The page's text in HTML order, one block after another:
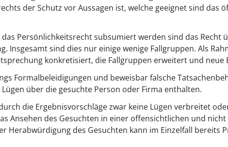
der Schutz vor Aussagen ist, welche geeignet sind das
Persönlichkeitsrecht subsumiert werden sind das Recht
Insgesamt sind dies nur einige wenige Fallgruppen. Als
konkretisiert, die Fallgruppen erweitert und neue
Formalbeleidigungen und beweisbar falsche
über die gesuchte Person oder Firma enthalten.
die Ergebnisvorschläge zwar keine Lügen verbreitet
Ansehen des Gesuchten in einer offensichtlichen und
Herabwürdigung des Gesuchten kann im Einzelfall bereits